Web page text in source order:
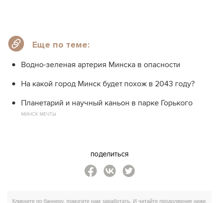
Еще по теме:
Водно-зеленая артерия Минска в опасности
На какой город Минск будет похож в 2043 году?
Планетарий и научный каньон в парке Горького
МИНСК МЕЧТЫ
поделиться